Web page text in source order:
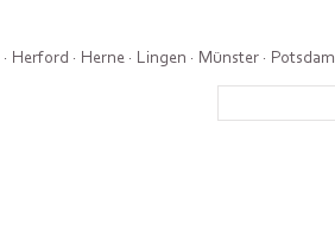
· Herford · Herne· Lingen · Münster· Potsdam